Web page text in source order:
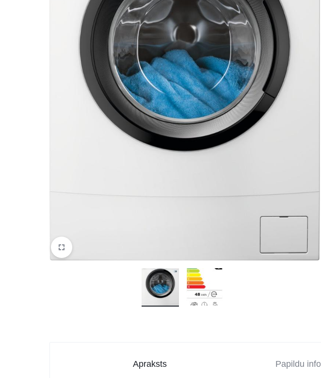
DATORTEHNIKA, PRECES
BIROJAM
SPORTAM UN ATPŪTAI
MĀJĀM UN DĀRZAM
SILTUMNĪCAS UN TO PIEDERUMI
Apraksts Papildu